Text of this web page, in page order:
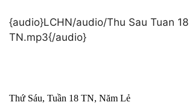
{audio}LCHN/audio/Thu Sau Tuan 18
TN.mp3{/audio}
Thứ Sáu, Tuần 18 TN, Năm Lẻ